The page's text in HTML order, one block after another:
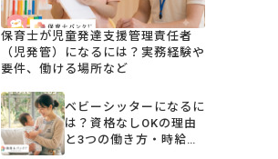
保育士が児童発達支援管理責任者
（児発管）になるには？実務経験や
要件、働ける場所など
ベビーシッターになるに
は？資格なしOKの理由
と3つの働き方・時給相